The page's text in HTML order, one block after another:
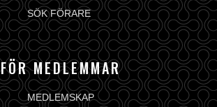
SÖK FÖRARE
FÖR MEDLEMMAR
MEDLEMSKAP